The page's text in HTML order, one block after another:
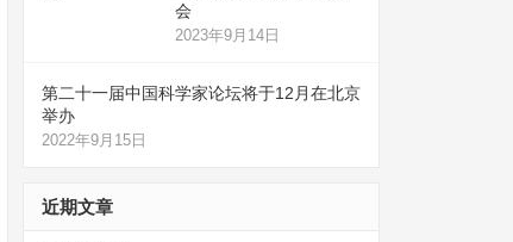
会
2023年9月14日
第二十一届中国科学家论坛将于12月在北京
举办
2022年9月15日
近期文章